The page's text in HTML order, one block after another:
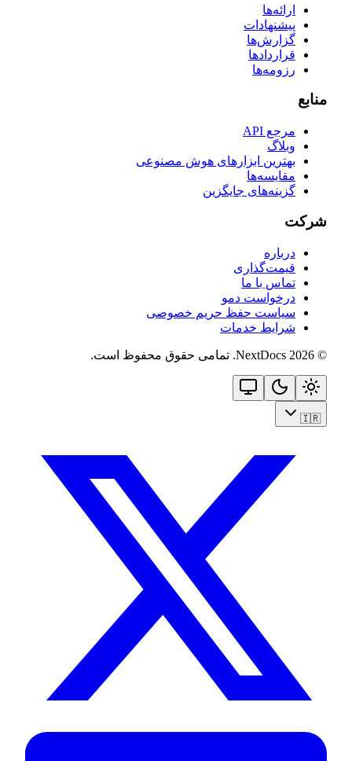
ارائه‌ها
پیشنهادات
گزارش‌ها
قراردادها
رزومه‌ها
منابع
مرجع API
وبلاگ
بهترین ابزارهای هوش مصنوعی
مقایسه‌ها
گزینه‌های جایگزین
شرکت
درباره
قیمت‌گذاری
تماس با ما
درخواست دمو
سیاست حفظ حریم خصوصی
شرایط خدمات
©
2026
NextDocs
. تمامی حقوق محفوظ است.
🇮🇷